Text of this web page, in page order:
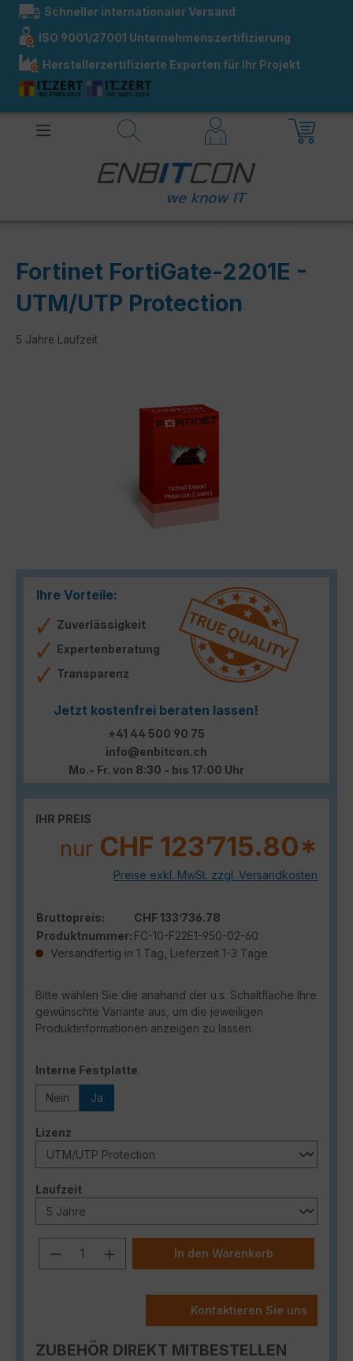
springen
Schneller internationaler Versand
ISO 9001/27001 Unternehmenszertifizierung
Herstellerzertifizierte Experten für Ihr Projekt
Fortinet FortiGate-2201E -
UTM/UTP Protection
5 Jahre Laufzeit
Ihre Vorteile:
Zuverlässigkeit
Expertenberatung
Transparenz
Jetzt kostenfrei beraten lassen!
+41 44 500 90 75
info@enbitcon.ch
Mo.- Fr. von 8:30 - bis 17:00 Uhr
IHR PREIS
nur CHF 123’715.80*
Preise exkl. MwSt. zzgl. Versandkosten
Bruttopreis:
CHF 133’736.78
Produktnummer: FC-10-F22E1-950-02-60
Versandfertig in 1 Tag, Lieferzeit 1-3 Tage
Bitte wählen Sie die anahand der u.s. Schaltfläche Ihre
gewünschte Variante aus, um die jeweiligen
Produktinformationen anzeigen zu lassen.
Interne Festplatte
Nein Ja
Lizenz
Laufzeitauswählen
Produkt Anzahl: Gib den
In den Warenkorb
Kontaktieren Sie uns
ZUBEHÖR DIREKT MITBESTELLEN